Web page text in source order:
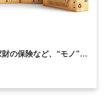
の保険など、 “モノ”…